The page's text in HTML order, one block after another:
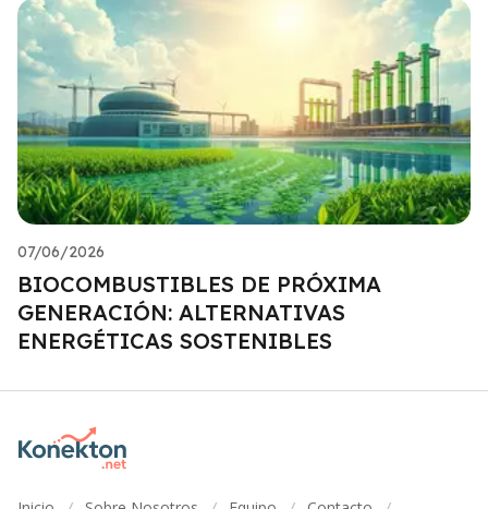
07/06/2026
BIOCOMBUSTIBLES DE PRÓXIMA
GENERACIÓN: ALTERNATIVAS
ENERGÉTICAS SOSTENIBLES